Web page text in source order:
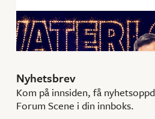
ABBA MAGIEN INNTAR
10. november2025
Nyhetsbrev
Kom på innsiden, få
Forum Scene i din innboks.